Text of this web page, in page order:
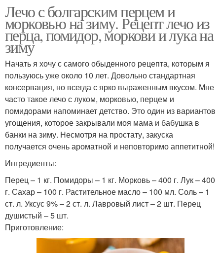
Лечо с болгарским перцем и
морковью на зиму. Рецепт лечо из
перца, помидор, моркови и лука на
зиму
Начать я хочу с самого обыденного рецепта, которым я
пользуюсь уже около 10 лет. Довольно стандартная
консервация, но всегда с ярко выраженным вкусом. Мне
часто такое лечо с луком, морковью, перцем и
помидорами напоминает детство. Это один из вариантов
угощения, которое закрывали моя мама и бабушка в
банки на зиму. Несмотря на простату, закуска
получается очень ароматной и неповторимо аппетитной!
Ингредиенты:
Перец – 1 кг. Помидоры – 1 кг. Морковь – 400 г. Лук – 400
г. Сахар – 100 г. Растительное масло – 100 мл. Соль – 1
ст. л. Уксус 9% – 2 ст. л. Лавровый лист – 2 шт. Перец
душистый – 5 шт.
Приготовление: